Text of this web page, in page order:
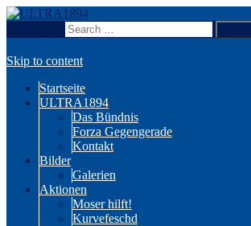
ULTRA1894
Skip to content
Startseite
ULTRA1894
Das Bündnis
Forza Gegengerade
Kontakt
Bilder
Galerien
Aktionen
Moser hilft!
Kurvefeschd